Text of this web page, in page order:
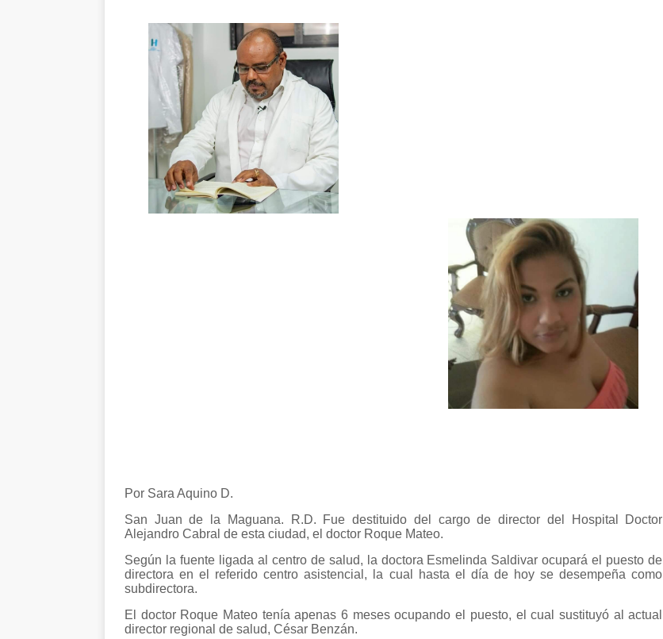
Por Sara Aquino D.
San Juan de la Maguana. R.D. Fue destituido del cargo de director del Hospital Doctor
Alejandro Cabral de esta ciudad, el doctor Roque Mateo.
Según la fuente ligada al centro de salud, la doctora Esmelinda Saldivar ocupará el puesto de
directora en el referido centro asistencial, la cual hasta el día de hoy se desempeña como
subdirectora.
El doctor Roque Mateo tenía apenas 6 meses ocupando el puesto, el cual sustituyó al actual
director regional de salud, César Benzán.